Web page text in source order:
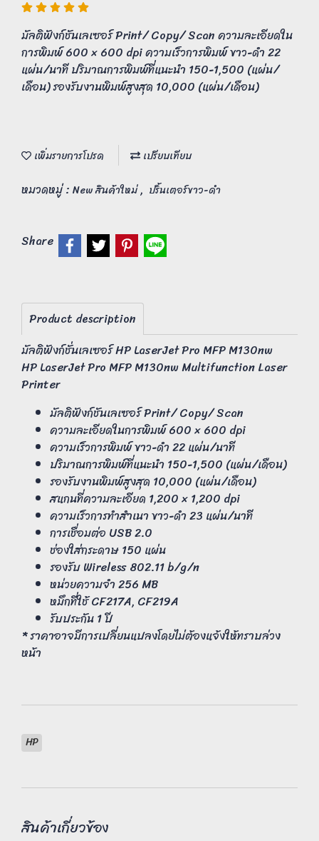
มัลติฟังก์ชันเลเซอร์ Print/ Copy/ Scan ความละเอียดใน
การพิมพ์ 600 × 600 dpi ความเร็วการพิมพ์ ขาว-ดำ 22
แผ่น/นาที ปริมาณการพิมพ์ที่แนะนำ 150-1,500 (แผ่น/
เดือน) รองรับงานพิมพ์สูงสุด 10,000 (แผ่น/เดือน)
เพิ่มรายการโปรด เปรียบเทียบ
หมวดหมู่ : New สินค้าใหม่, ปริ้นเตอร์ขาว-ดำ
Share
Product description
มัลติฟังก์ชั่นเลเซอร์ HP LaserJet Pro MFP M130nw
HP LaserJet Pro MFP M130nw Multifunction Laser
Printer
มัลติฟังก์ชันเลเซอร์ Print/ Copy/ Scan
ความละเอียดในการพิมพ์ 600 × 600 dpi
ความเร็วการพิมพ์ ขาว-ดำ 22 แผ่น/นาที
ปริมาณการพิมพ์ที่แนะนำ 150-1,500 (แผ่น/เดือน)
รองรับงานพิมพ์สูงสุด 10,000 (แผ่น/เดือน)
สแกนที่ความละเอียด 1,200 × 1,200 dpi
ความเร็วการทำสำเนา ขาว-ดำ 23 แผ่น/นาที
การเชื่อมต่อ USB 2.0
ช่องใส่กระดาษ 150 แผ่น
รองรับ Wireless 802.11 b/g/n
หน่วยความจำ 256 MB
หมึกที่ใช้ CF217A, CF219A
รับประกัน 1 ปี
* ราคาอาจมีการเปลี่ยนแปลงโดยไม่ต้องแจ้งให้ทราบล่วง
หน้า
HP
สินค้าเกี่ยวข้อง